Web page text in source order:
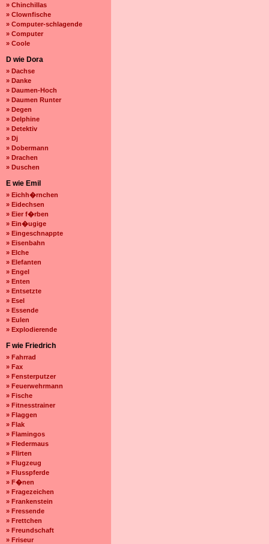
» Chinchillas
» Clownfische
» Computer-schlagende
» Computer
» Coole
D wie Dora
» Dachse
» Danke
» Daumen-Hoch
» Daumen Runter
» Degen
» Delphine
» Detektiv
» Dj
» Dobermann
» Drachen
» Duschen
E wie Emil
» Eichh�rnchen
» Eidechsen
» Eier f�rben
» Ein�ugige
» Eingeschnappte
» Eisenbahn
» Elche
» Elefanten
» Engel
» Enten
» Entsetzte
» Esel
» Essende
» Eulen
» Explodierende
F wie Friedrich
» Fahrrad
» Fax
» Fensterputzer
» Feuerwehrmann
» Fische
» Fitnesstrainer
» Flaggen
» Flak
» Flamingos
» Fledermaus
» Flirten
» Flugzeug
» Flusspferde
» F�nen
» Fragezeichen
» Frankenstein
» Fressende
» Frettchen
» Freundschaft
» Friseur